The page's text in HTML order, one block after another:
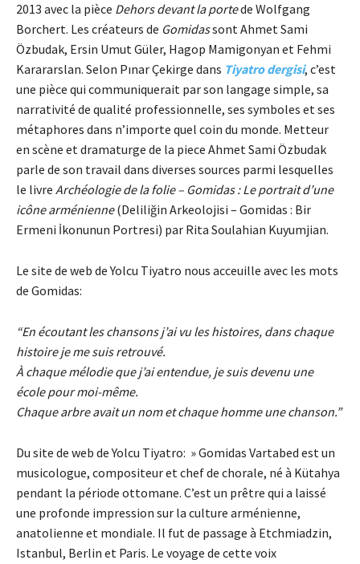
2013 avec la pièce Dehors devant la portede Wolfgang
Borchert. Les créateurs de Gomidassont Ahmet Sami
Özbudak, Ersin Umut Güler, Hagop Mamigonyan et Fehmi
Karararslan. Selon Pınar Çekirge dans Tiyatro dergisi, c’est
une pièce qui communiquerait par son langage simple, sa
narrativité de qualité professionnelle, ses symboles et ses
métaphores dans n’importe quel coin du monde. Metteur
en scène et dramaturge de la piece Ahmet Sami Özbudak
parle de son travail dans diverses sources parmi lesquelles
le livre Archéologie de la folie – Gomidas : Le portrait d’une
icône arménienne(Deliliğin Arkeolojisi – Gomidas : Bir
Ermeni İkonunun Portresi) par Rita Soulahian Kuyumjian.
Le site de web de Yolcu Tiyatro nous acceuille avec les mots
de Gomidas:
“En écoutant les chansons j’ai vu les histoires, dans chaque
histoire je me suis retrouvé.
À chaque mélodie que j’ai entendue, je suis devenu une
école pour moi-même.
Chaque arbre avait un nom et chaque homme une chanson.”
Du site de web de Yolcu Tiyatro: » Gomidas Vartabed est un
musicologue, compositeur et chef de chorale, né à Kütahya
pendant la période ottomane. C’est un prêtre qui a laissé
une profonde impression sur la culture arménienne,
anatolienne et mondiale. Il fut de passage à Etchmiadzin,
Istanbul, Berlin et Paris. Le voyage de cette voix